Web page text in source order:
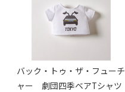
バック・トゥ・ザ・フューチ
ャー 劇団四季ベアTシャツ